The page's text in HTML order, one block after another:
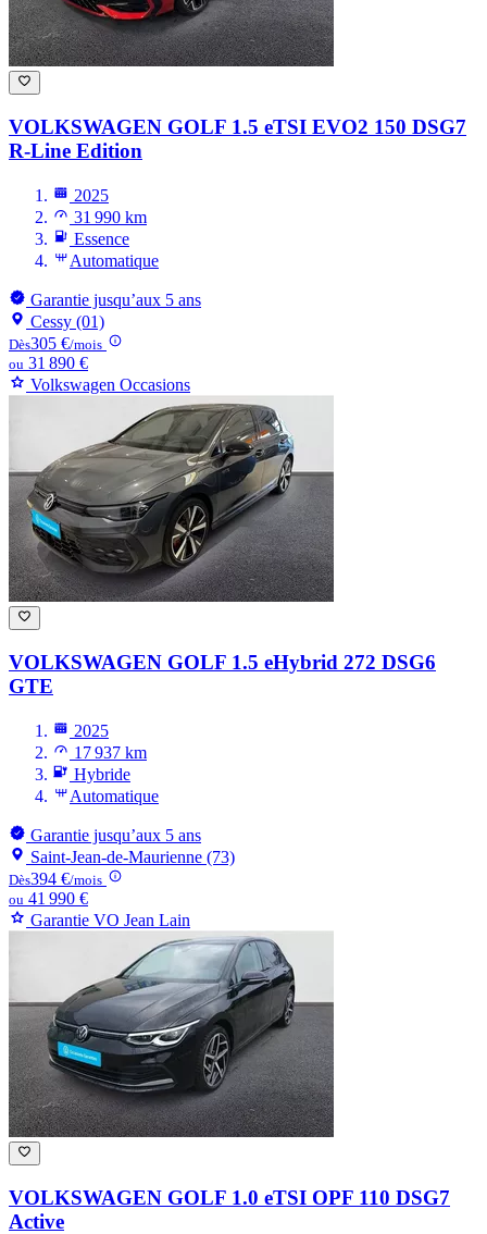
VOLKSWAGEN GOLF 1.5 eTSI EVO2 150 DSG7
R-Line Edition
2025
31 990 km
Essence
Automatique
Garantie jusqu’aux 5 ans
Cessy (01)
Dès305 €/mois
ou 31 890 €
Volkswagen Occasions
VOLKSWAGEN GOLF 1.5 eHybrid 272 DSG6
GTE
2025
17 937 km
Hybride
Automatique
Garantie jusqu’aux 5 ans
Saint-Jean-de-Maurienne (73)
Dès394 €/mois
ou 41 990 €
Garantie VO Jean Lain
VOLKSWAGEN GOLF 1.0 eTSI OPF 110 DSG7
Active